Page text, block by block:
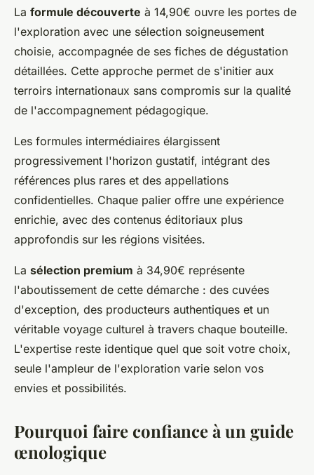
La formule découverte à 14,90€ ouvre les portes de
l'exploration avec une sélection soigneusement
choisie, accompagnée de ses fiches de dégustation
détaillées. Cette approche permet de s'initier aux
terroirs internationaux sans compromis sur la qualité
de l'accompagnement pédagogique.
Les formules intermédiaires élargissent
progressivement l'horizon gustatif, intégrant des
références plus rares et des appellations
confidentielles. Chaque palier offre une expérience
enrichie, avec des contenus éditoriaux plus
approfondis sur les régions visitées.
La sélection premium à 34,90€ représente
l'aboutissement de cette démarche : des cuvées
d'exception, des producteurs authentiques et un
véritable voyage culturel à travers chaque bouteille.
L'expertise reste identique quel que soit votre choix,
seule l'ampleur de l'exploration varie selon vos
envies et possibilités.
Pourquoi faire confiance à un guide
œnologique